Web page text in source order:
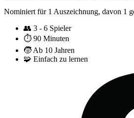
Nominiert für 1 Auszeichnung, davon 1
👥 3 - 6 Spieler
⏱️ 90 Minuten
🧒 Ab 10 Jahren
🧩 Einfach zu lernen